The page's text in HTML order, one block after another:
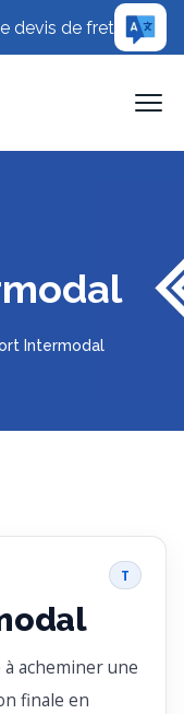
devis de fret
Intermodal
T
acheminer une
finale en